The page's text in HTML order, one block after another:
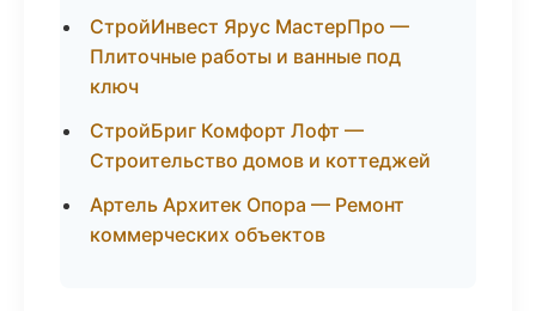
СтройИнвест Ярус МастерПро —
Плиточные работы и ванные под
ключ
СтройБриг Комфорт Лофт —
Строительство домов и коттеджей
Артель Архитек Опора — Ремонт
коммерческих объектов